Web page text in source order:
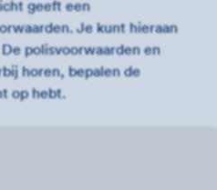
geeft een
Je kunt hieraan
polisvoorwaarden en
horen, bepalen de
op hebt.